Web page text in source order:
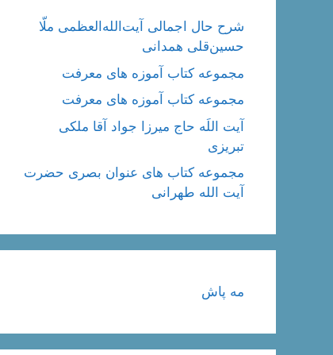
شرح حال اجمالی آیت‌الله‌العظمی ملّا
حسین‌قلی همدانی
مجموعه کتاب آموزه های معرفت
مجموعه کتاب آموزه های معرفت
آیت اللَه حاج میرزا جواد آقا ملکی
تبریزی
مجموعه کتاب های عنوان بصری حضرت
آیت الله طهرانی
مه پاش